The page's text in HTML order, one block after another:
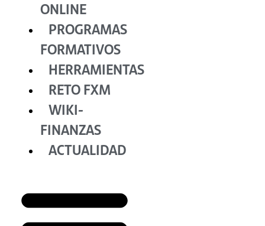
ONLINE
PROGRAMAS
FORMATIVOS
HERRAMIENTAS
RETO FXM
WIKI-
FINANZAS
ACTUALIDAD